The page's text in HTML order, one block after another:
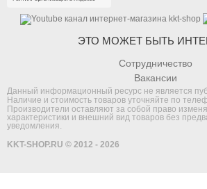
ЭТО МОЖЕТ БЫТЬ
Сотрудничество
Вакансии
Данный информационный ресурс не является
Наличие и стоимость товаров уточняйте по
Производители оставляют за собой право
характеристики и внешний вид товаров без
уведомления.
KKT-SHOP.RU © 2012 - 2026